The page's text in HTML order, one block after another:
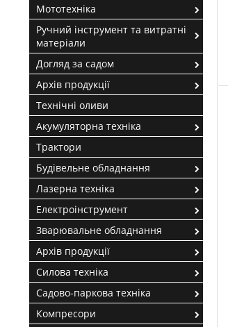
Мототехніка
Ручний інструмент та витратні
матеріали
Догляд за садом
Архів продукції
Технічні оливи
Акумуляторна техніка
Трактори
Будівельне обладнання
Лазерна техніка
Електроінструмент
Зварювальне обладнання
Архів продукції
Силова техніка
Садово-паркова техніка
Компресори